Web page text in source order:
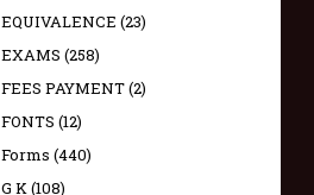
EQUIVALENCE (23)
EXAMS (258)
FEES PAYMENT(2)
FONTS (12)
Forms (440)
G K(108)